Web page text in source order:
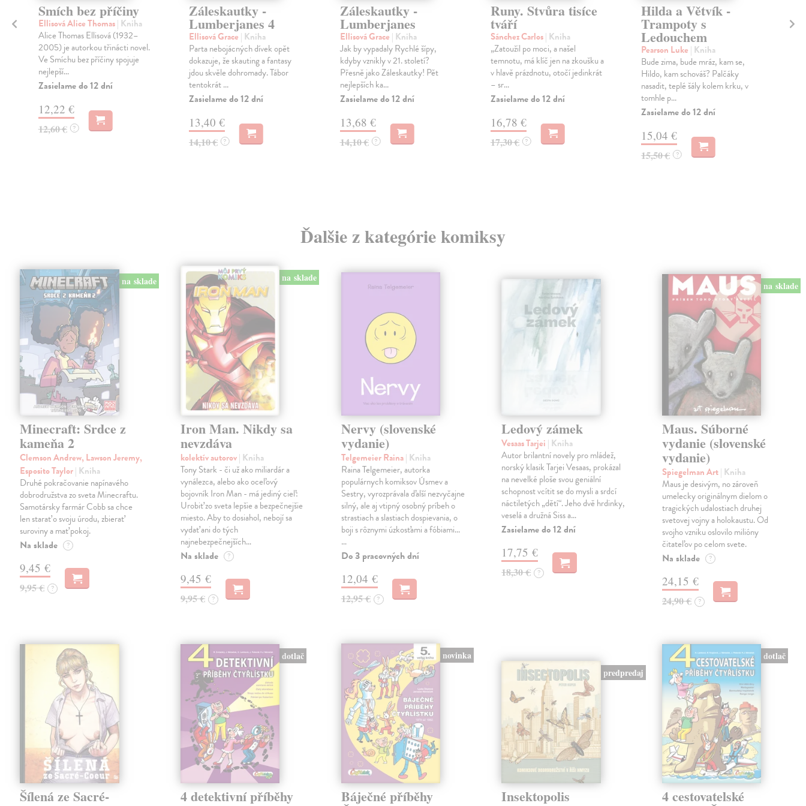
Smích bez příčiny
Ellisová Alice Thomas| Kniha
Alice Thomas Ellisová (1932–
2005) je autorkou třinácti novel.
Ve Smíchu bez příčiny spojuje
nejlepší...
Zasielame do 12 dní
12,22 €
12,60 € ?
Záleskautky -
Lumberjanes 4
Ellisová Grace | Kniha
Parta nebojácných dívek opět
dokazuje, že skauting a fantasy
jdou skvěle dohromady. Tábor
tentokrát ...
Zasielame do 12 dní
13,40 €
14,10 € ?
Záleskautky -
Lumberjanes
Ellisová Grace | Kniha
Jak by vypadaly Rychlé šípy,
kdyby vznikly v 21. století?
Přesně jako Záleskautky! Pět
nejlepších ka...
Zasielame do 12 dní
13,68 €
14,10 € ?
Runy. Stvůra tisíce
tváří
Sánchez Carlos| Kniha
„Zatoužil po moci, a našel
temnotu, má klíč jen na zkoušku a
v hlavě prázdnotu, otočí jedinkrát
– sr...
Zasielame do 12 dní
16,78 €
17,30 € ?
Hilda a Větvík -
Trampoty s
Ledouchem
Pearson Luke | Kniha
Bude zima, bude mráz, kam se,
Hildo, kam schováš? Palčáky
nasadit, teplé šály kolem krku, v
tomhle p...
Zasielame do 12 dní
15,04 €
15,50 € ?
Ďalšie z kategórie komiksy
na sklade
Minecraft: Srdce z
kameňa 2
Clemson Andrew, Lawson Jeremy,
Esposito Taylor| Kniha
Druhé pokračovanie napínavého
dobrodružstva zo sveta Minecraftu.
Samotársky farmár Cobb sa chce
len starať o svoju úrodu, zbierať
suroviny a mať pokoj.
Na sklade ?
9,45 €
9,95 € ?
na sklade
Iron Man. Nikdy sa
nevzdáva
kolektív autorov| Kniha
Tony Stark - či už ako miliardár a
vynálezca, alebo ako oceľový
bojovník Iron Man - má jediný cieľ:
Urobiť zo sveta lepšie a bezpečnejšie
miesto. Aby to dosiahol, nebojí sa
vydať ani do tých
najnebezpečnejších…
Na sklade ?
9,45 €
9,95 € ?
Nervy (slovenské
vydanie)
Telgemeier Raina| Kniha
Raina Telgemeier, autorka
populárnych komiksov Úsmev a
Sestry, vyrozprávala ďalší nezvyčajne
silný, ale aj vtipný osobný príbeh o
strastiach a slastiach dospievania, o
boji s rôznymi úzkosťami a fóbiami...
…
Do 3 pracovných dní
12,04 €
12,95 € ?
Ledový zámek
Vesaas Tarjei | Kniha
Autor brilantní novely pro mládež,
norský klasik Tarjei Vesaas, prokázal
na nevelké ploše svou geniální
schopnost vcítit se do mysli a srdcí
náctiletých „dětí“. Jeho dvě hrdinky,
veselá a družná Siss a…
Zasielame do 12 dní
17,75 €
18,30 € ?
na sklade
Maus. Súborné
vydanie (slovenské
vydanie)
Spiegelman Art| Kniha
Maus je desivým, no zároveň
umelecky originálnym dielom o
tragických udalostiach druhej
svetovej vojny a holokaustu. Od
svojho vzniku oslovilo milióny
čitateľov po celom svete.
Na sklade ?
24,15 €
24,90 € ?
Šílená ze Sacré-
dotlač
4 detektivní příběhy
novinka
Báječné příběhy
predpredaj
Insektopolis
dotlač
4 cestovatelské